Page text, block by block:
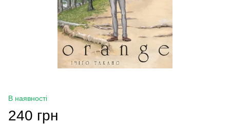
В наявності
240 грн